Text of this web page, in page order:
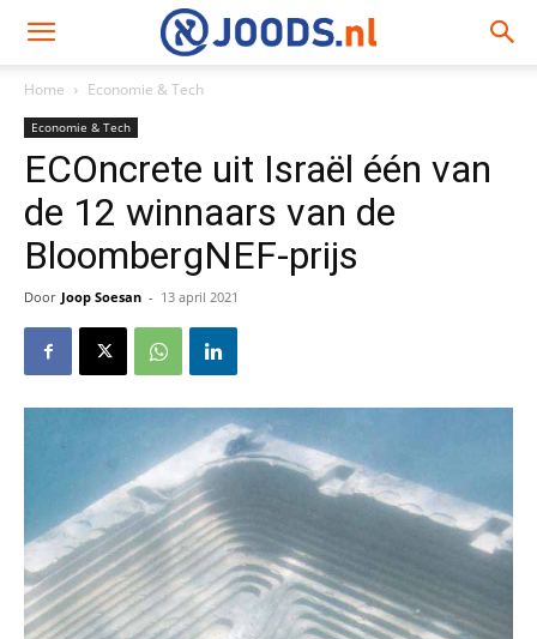
Home Economie & Tech
Economie & Tech
ECOncrete uit Israël één van
de 12 winnaars van de
BloombergNEF-prijs
Door Joop Soesan - 13 april 2021